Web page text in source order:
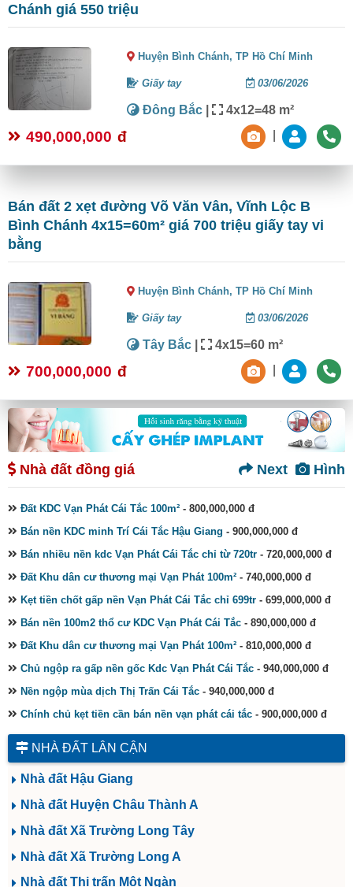
Chánh giá 550 triệu
Huyện Bình Chánh,TP Hồ Chí Minh
Giấy tay 03/06/2026
Đông Bắc | 4x12=48 m²
490,000,000 đ
Bán đất 2 xẹt đường Võ Văn Vân, Vĩnh Lộc B
Bình Chánh 4x15=60m² giá 700 triệu giấy tay vi
bằng
Huyện Bình Chánh,TP Hồ Chí Minh
Giấy tay 03/06/2026
Tây Bắc | 4x15=60 m²
700,000,000 đ
Nhà đất đồng giá Hình
Next
Đất KDC Vạn Phát Cái Tắc 100m² - 800,000,000 đ
Bán nền KDC minh Trí Cái Tắc Hậu Giang - 900,000,000 đ
Bán nhiều nền kdc Vạn Phát Cái Tắc chỉ từ 720tr - 720,000,000 đ
Đất Khu dân cư thương mại Vạn Phát 100m² - 740,000,000 đ
Kẹt tiền chốt gấp nền Vạn Phát Cái Tắc chỉ 699tr - 699,000,000 đ
Bán nền 100m2 thổ cư KDC Vạn Phát Cái Tắc - 890,000,000 đ
Đất Khu dân cư thương mại Vạn Phát 100m² - 810,000,000 đ
Chủ ngộp ra gấp nền gốc Kdc Vạn Phát Cái Tắc - 940,000,000 đ
Nền ngộp mùa dịch Thị Trấn Cái Tắc - 940,000,000 đ
Chính chủ kẹt tiền cần bán nền vạn phát cái tắc - 900,000,000 đ
NHÀ ĐẤT LÂN CẬN
Nhà đất Hậu Giang
Nhà đất Huyện Châu Thành A
Nhà đất Xã Trường Long Tây
Nhà đất Xã Trường Long A
Nhà đất Thị trấn Một Ngàn